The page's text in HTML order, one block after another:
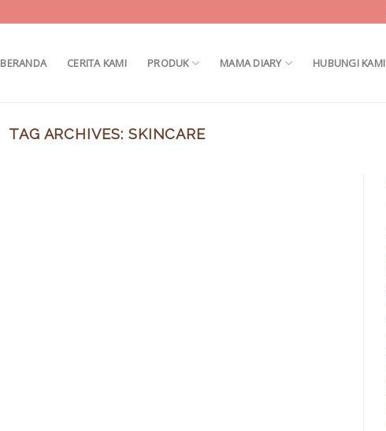
BERANDA CERITA KAMI PRODUK MAMA DIARY HUBUNGI KAMI
TAG ARCHIVES: SKINCARE